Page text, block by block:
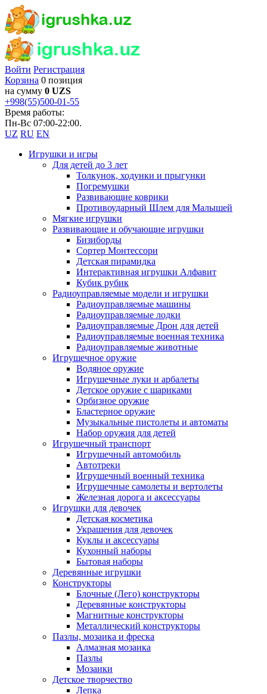
Войти Регистрация
Корзина 0 позиция
на сумму 0 UZS
+998(55)500-01-55
Время работы:
Пн-Вс 07:00-22:00.
UZ RU EN
Игрушки и игры
Для детей до 3 лет
Толкунок, ходунки и прыгунки
Погремушки
Развивающие коврики
Противоударный Шлем для Малышей
Мягкие игрушки
Развивающие и обучающие игрушки
Бизиборды
Сортер Монтессори
Детская пирамидка
Интерактивная игрушки Алфавит
Кубик рубик
Радиоуправляемые модели и игрушки
Радиоуправляемые машины
Радиоуправляемые лодки
Радиоуправляемые Дрон для детей
Радиоуправляемые военная техника
Радиоуправляемые животные
Игрушечное оружие
Водяное оружие
Игрушечные луки и арбалеты
Детское оружие с шариками
Орбизное оружие
Бластерное оружие
Музыкальные пистолеты и автоматы
Набор оружия для детей
Игрушечный транспорт
Игрушечный автомобиль
Aвтотреки
Игрушечный военный техника
Игрушечные самолеты и вертолеты
Железная дорога и аксессуары
Игрушки для девочек
Детская косметика
Украшения для девочек
Куклы и аксессуары
Кухонный наборы
Бытовая наборы
Деревянные игрушки
Конструкторы
Блочные (Лего) конструкторы
Деревянные конструкторы
Магнитные конструкторы
Металлический конструкторы
Пазлы, мозаика и фреска
Алмазная мозаика
Пазлы
Мозаики
Детское творчество
Лепка